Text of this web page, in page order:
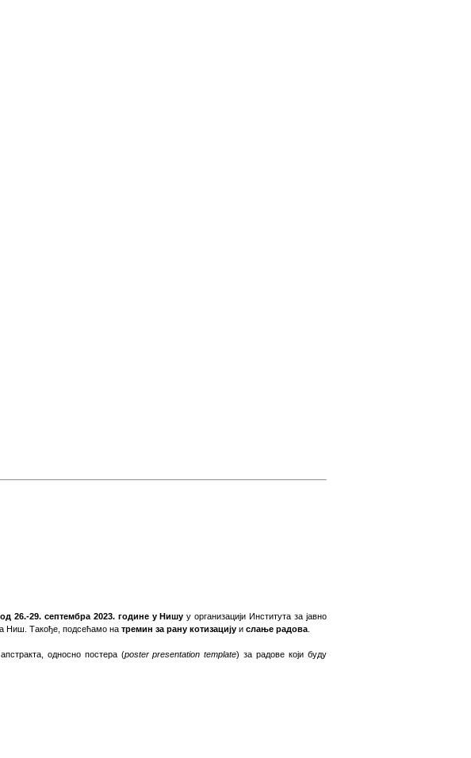
26.-29. септембра 2023. године у Нишу у организацији Института за јавно
Ниш. Такође, подсећамо на тремин за рану котизацију и слање радова
односно постера (poster presentation template) за радове који буду